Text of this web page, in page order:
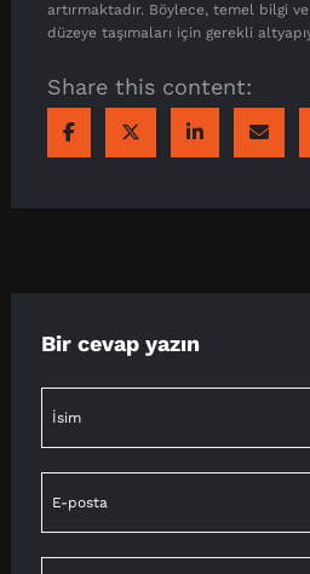
artırmaktadır. Böylece, temel bilgi
düzeye taşımaları için gerekli
Share this content:
Bir cevap yazın